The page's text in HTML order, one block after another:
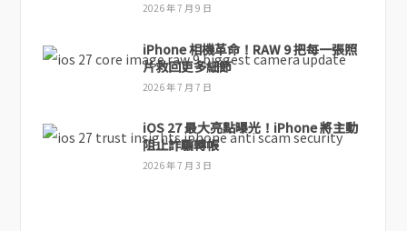
2026 年 7 月 9 日
iPhone 相機革命！RAW 9 把每一張照
片救回更多細節
2026 年 7 月 7 日
iOS 27 最大亮點曝光！iPhone 將主動
阻止詐騙轉帳
2026 年 7 月 3 日